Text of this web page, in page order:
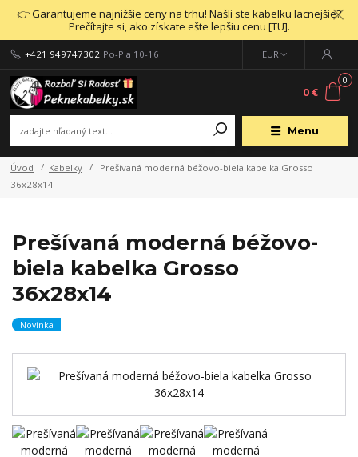
👉 Garantujeme najnižšie ceny na trhu! Našli ste kabelku lacnejšie?
Prečítajte si, ako získate ešte lepšiu cenu [TU].
Menu
EUR
+421 949747302 Po-Pia 10-16
0
0 €
Úvod Kabelky
Prešívaná moderná béžovo-biela kabelka Grosso
36x28x14
Prešívaná moderná béžovo-
biela kabelka Grosso
36x28x14
Novinka